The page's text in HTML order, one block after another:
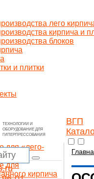
лего
кирпича и
блоков
и плитки
ТЕХНОЛОГИИ И
ОБОРУДОВАНИЕ ДЛЯ
ГИПЕРПРЕССОВАНИЯ
ВГП
для «лего-
для
кирпича